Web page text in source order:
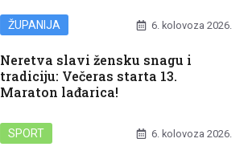
ŽUPANIJA 6. kolovoza 2026.
Neretva slavi žensku snagu i
tradiciju: Večeras starta 13.
Maraton lađarica!
SPORT 6. kolovoza 2026.